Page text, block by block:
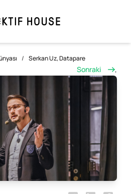
/ Serkan Uz, Datapare
Sonraki ,